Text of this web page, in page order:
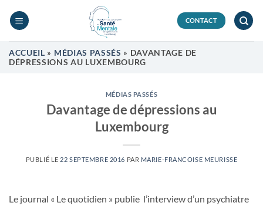
CONTACT
ACCUEIL » MÉDIAS PASSÉS » DAVANTAGE DE
DÉPRESSIONS AU LUXEMBOURG
MÉDIAS PASSÉS
Davantage de dépressions au
Luxembourg
PUBLIÉ LE 22 SEPTEMBRE 2016 PAR MARIE-FRANCOISE MEURISSE
Le journal « Le quotidien » publie l’interview d’un psychiatre